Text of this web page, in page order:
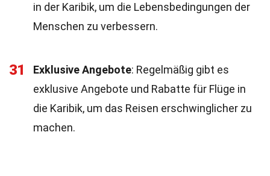
in der Karibik, um die Lebensbedingungen der
Menschen zu verbessern.
31 Exklusive Angebote: Regelmäßig gibt es
exklusive Angebote und Rabatte für Flüge in
die Karibik, um das Reisen erschwinglicher zu
machen.